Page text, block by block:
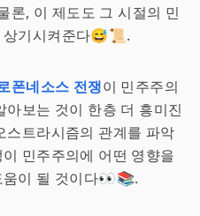
론, 이 제도도 그 시절의 민
상기시켜준다😅📜.
폰네소스 전쟁이 민주주의
보는 것이 한층 더 흥미진
스트라시즘의 관계를 파악
민주주의에 어떤 영향을
움이 될 것이다👀📚.